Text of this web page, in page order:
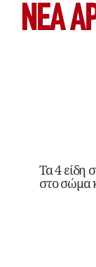
ΝΕΑ
Τα 4 είδη
στο σώμα